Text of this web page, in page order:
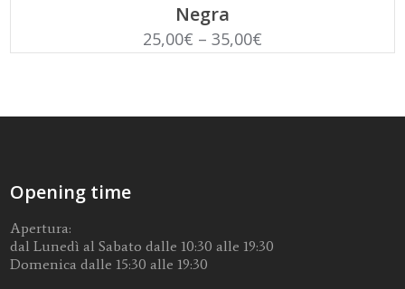
Negra
25,00€ – 35,00€
Opening time
Apertura:
dal Lunedì al Sabato dalle 10:30 alle 19:30
Domenica dalle 15:30 alle 19:30